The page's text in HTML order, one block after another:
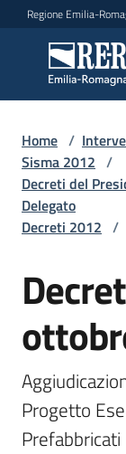
Vai al contenuto
Vai alla navigazione
Vai al footer
Regione Emilia-
Sottosezioni
Accesso
Home /
Sisma 2012 /
Decreti del
Delegato
Decreti 2012 /
Progetto
Prefabbricati